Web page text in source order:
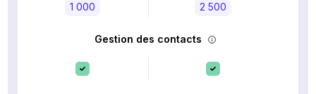
1 000 2 500
Gestion des contacts